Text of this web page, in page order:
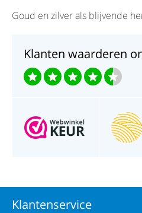
Goud en zilver als blijvende
Klanten waarderen
Klantenservice